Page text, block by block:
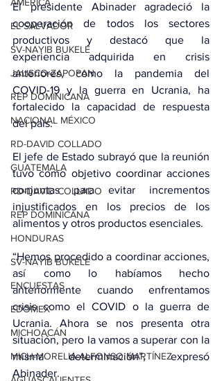
EL SALVADOR
SV-NAYIB BUKELE
JALISCO-ZAPOPAN
REP DOMINICANA
NACIONAL MÉXICO
RD-DAVID COLLADO
GUATEMALA
RD-DAVID COLLADO
REP DOMINICANA
HONDURAS
SV-NAYIB BUKELE
ENCUESTAS
EDOMEX
MICHOACÁN
MICH-MORELIA-ALFONSO MARTÍNEZ
El presidente Abinader agradeció la
cooperación de todos los sectores
productivos y destacó que la
experiencia adquirida en crisis
anteriores, como la pandemia del
COVID-19 y la guerra en Ucrania, ha
fortalecido la capacidad de respuesta
del país.
El jefe de Estado subrayó que la reunión
tuvo como objetivo coordinar acciones
conjuntas para evitar incrementos
injustificados en los precios de los
alimentos y otros productos esenciales.
“Hemos procedido a coordinar acciones,
así como lo habíamos hecho
anteriormente cuando enfrentamos
crisis como el COVID o la guerra de
Ucrania. Ahora se nos presenta otra
situación, pero la vamos a superar con la
misma determinación”, expresó
Abinader.